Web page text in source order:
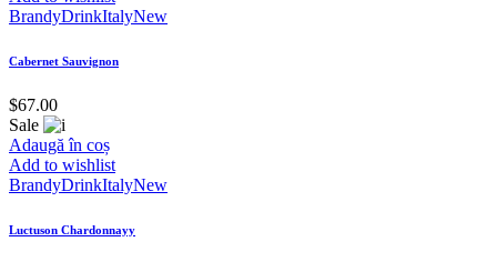
BrandyDrinkItalyNew
Cabernet Sauvignon
$67.00
Sale
Adaugă în coș
Add to wishlist
BrandyDrinkItalyNew
Luctuson Chardonnayy